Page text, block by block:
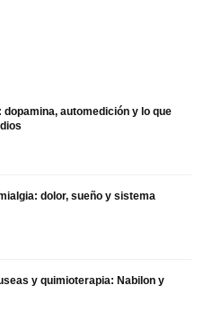
dopamina, automedición y lo que
dolor, sueño y sistema
y quimioterapia: Nabilon y